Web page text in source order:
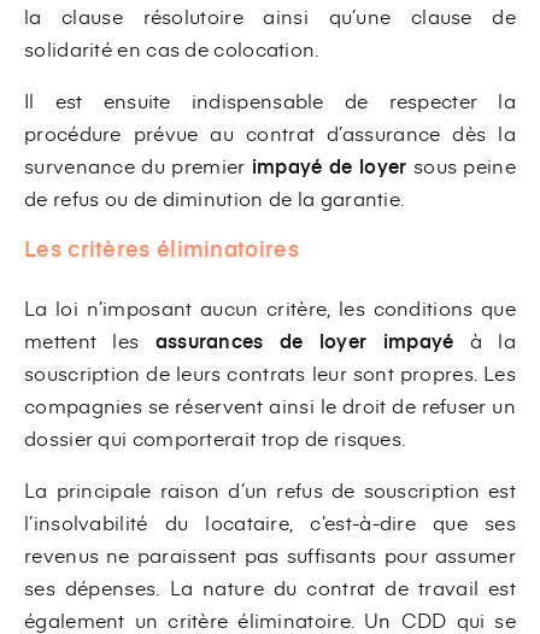
la clause résolutoire ainsi qu’une clause de
solidarité en cas de colocation.
Il est ensuite indispensable de respecter la
procédure prévue au contrat d’assurance dès la
survenance du premier impayé de loyer sous peine
de refus ou de diminution de la garantie.
Les critères éliminatoires
La loi n’imposant aucun critère, les conditions que
mettent les
assurances de loyer impayé
à la
souscription de leurs contrats leur sont propres. Les
compagnies se réservent ainsi le droit de refuser un
dossier qui comporterait trop de risques.
La principale raison d’un refus de souscription est
l’insolvabilité du locataire, c’est-à-dire que ses
revenus ne paraissent pas suffisants pour assumer
ses dépenses. La nature du contrat de travail est
également un critère éliminatoire. Un CDD qui se